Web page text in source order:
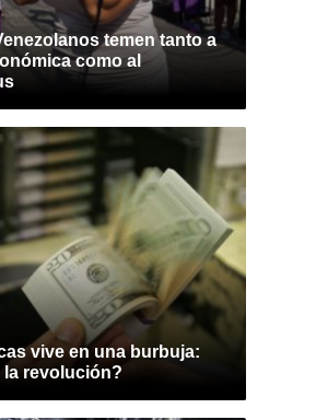
temen tanto a
como al
vive en una burbuja:
la revolución?